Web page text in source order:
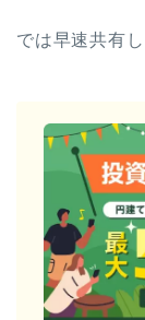
では早速共有